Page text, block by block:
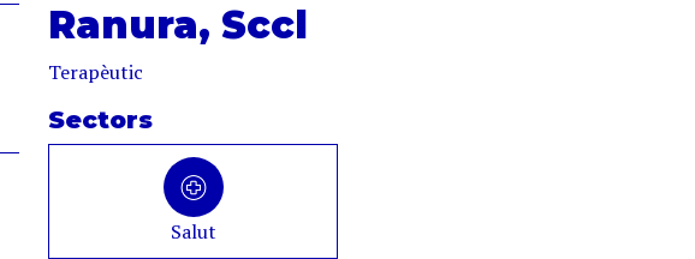
Ranura, Sccl
Terapèutic
Sectors
Salut